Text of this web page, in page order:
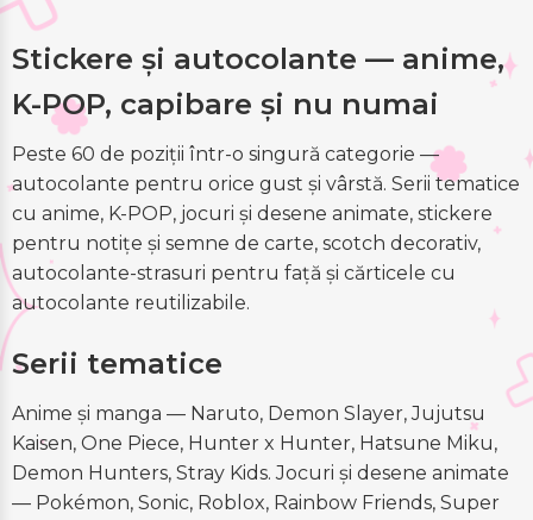
Stickere și autocolante — anime,
K-POP, capibare și nu numai
Peste 60 de poziții într-o singură categorie —
autocolante pentru orice gust și vârstă. Serii tematice
cu anime, K-POP, jocuri și desene animate, stickere
pentru notițe și semne de carte, scotch decorativ,
autocolante-strasuri pentru față și cărticele cu
autocolante reutilizabile.
Serii tematice
Anime și manga — Naruto, Demon Slayer, Jujutsu
Kaisen, One Piece, Hunter x Hunter, Hatsune Miku,
Demon Hunters, Stray Kids. Jocuri și desene animate
— Pokémon, Sonic, Roblox, Rainbow Friends, Super